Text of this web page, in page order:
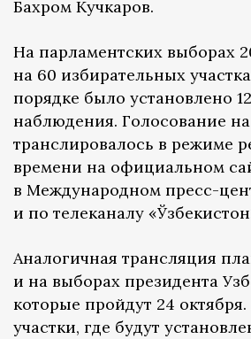
Бахром Кучкаров.
На парламентских выборах
на 60 избирательных
порядке было установлено
наблюдения. Голосование на
транслировалось в режиме
времени на официальном
в Международном пресс-
и по телеканалу
Аналогичная трансляция
и на выборах президента
которые пройдут 24
участки, где будут